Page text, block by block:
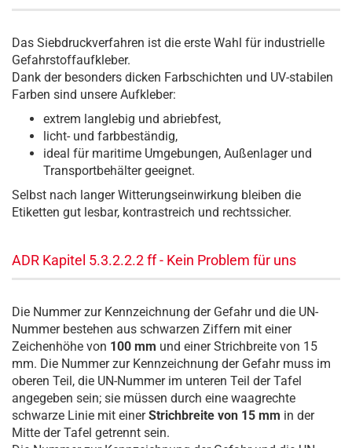
Das Siebdruckverfahren ist die erste Wahl für industrielle
Gefahrstoffaufkleber.
Dank der besonders dicken Farbschichten und UV-stabilen
Farben sind unsere Aufkleber:
extrem langlebig und abriebfest,
licht- und farbbeständig,
ideal für maritime Umgebungen, Außenlager und
Transportbehälter geeignet.
Selbst nach langer Witterungseinwirkung bleiben die
Etiketten gut lesbar, kontrastreich und rechtssicher.
ADR Kapitel 5.3.2.2.2 ff - Kein Problem für uns
Die Nummer zur Kennzeichnung der Gefahr und die UN-
Nummer bestehen aus schwarzen Ziffern mit einer
Zeichenhöhe von 100 mm und einer Strichbreite von 15
mm. Die Nummer zur Kennzeichnung der Gefahr muss im
oberen Teil, die UN-Nummer im unteren Teil der Tafel
angegeben sein; sie müssen durch eine waagrechte
schwarze Linie mit einerStrichbreite von 15 mm in der
Mitte der Tafel getrennt sein.